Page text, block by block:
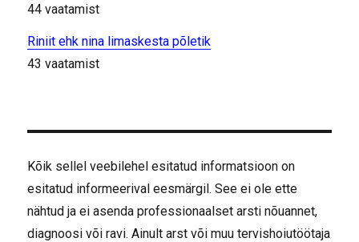
44 vaatamist
Riniit ehk nina limaskesta põletik
43 vaatamist
Kõik sellel veebilehel esitatud informatsioon on
esitatud informeerival eesmärgil. See ei ole ette
nähtud ja ei asenda professionaalset arsti nõuannet,
diagnoosi või ravi. Ainult arst või muu tervishoiutöötaja